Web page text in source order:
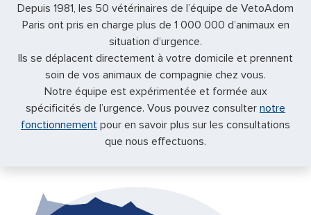
Depuis 1981, les 50 vétérinaires de l’équipe de VetoAdom
Paris ont pris en charge plus de 1 000 000 d’animaux en
situation d’urgence.
Ils se déplacent directement à votre domicile et prennent
soin de vos animaux de compagnie chez vous.
Notre équipe est expérimentée et formée aux
spécificités de l’urgence. Vous pouvez consulter notre
fonctionnement pour en savoir plus sur les consultations
que nous effectuons.